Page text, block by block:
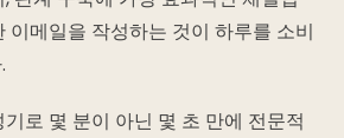
이메일을 작성하는 것이 하루를 소비
로 몇 분이 아닌 몇 초 만에 전문적